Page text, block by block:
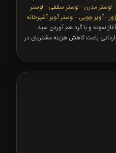
- لوستر مدرن - لوستر سقفی - لوستر
-آویز چوبی - لوستر آویز آشپزخانه
آغاز نموده و با گرد هم آوردن سبد
باعث کاهش هزینه مشتریان در